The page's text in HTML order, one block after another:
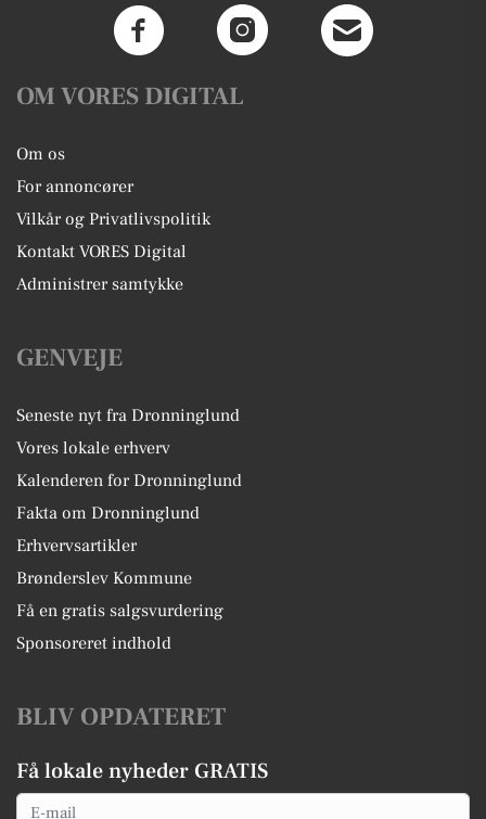
OM VORES DIGITAL
Om os
For annoncører
Vilkår og Privatlivspolitik
Kontakt VORES Digital
Administrer samtykke
GENVEJE
Seneste nyt fra Dronninglund
Vores lokale erhverv
Kalenderen for Dronninglund
Fakta om Dronninglund
Erhvervsartikler
Brønderslev Kommune
Få en gratis salgsvurdering
Sponsoreret indhold
BLIV OPDATERET
Få lokale nyheder GRATIS
Email